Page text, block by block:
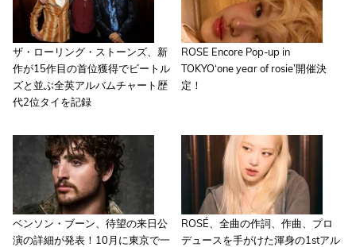
ザ・ローリング・ストーンズ、新
作が15作目の首位獲得でビートル
ズと並ぶ全英アルバムチャート歴
代2位タイを記録
ROSE Encore Pop-up in
TOKYO‘one year of rosie’開催決
定！
ベンソン・ブーン、待望の来日公
演の詳細が発表！10月に東京で一
ROSÉ、全曲の作詞、作曲、プロ
デュースを手がけた渾身の1stアル